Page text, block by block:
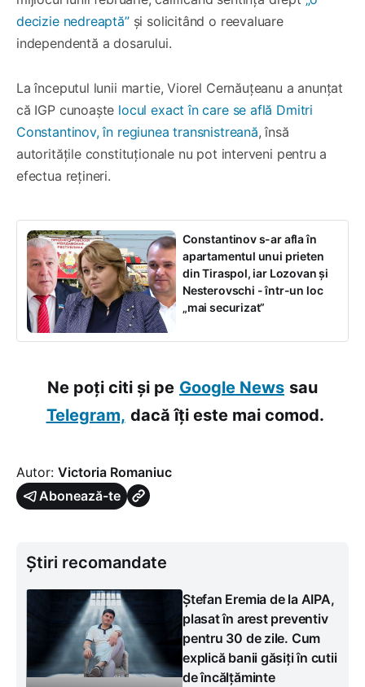
decizie nedreaptă”și solicitând o reevaluare
independentă a dosarului.
La începutul lunii martie, Viorel Cernăuțeanu a anunțat
că IGP cunoaște locul exact în care se află Dmitri
Constantinov, în regiunea transnistreană, însă
autoritățile constituționale nu pot interveni pentru a
efectua rețineri.
Constantinov s-ar afla în
apartamentul unui prieten
din Tiraspol, iar Lozovan și
Nesterovschi - într-un loc
„mai securizat”
Ne poți citi și pe Google News sau
Telegram, dacă îți este mai comod.
Autor: Victoria Romaniuc
Abonează-te
Știri recomandate
Ștefan Eremia de la AIPA,
plasat în arest preventiv
pentru 30 de zile. Cum
explică banii găsiți în cutii
de încălțăminte